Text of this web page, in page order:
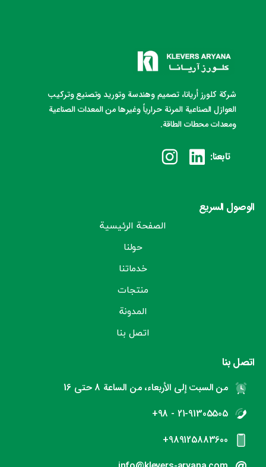
شركة كلورز أريانا، تصميم وهندسة وتوريد وتصنيع وتركيب
العوازل الصناعية المرنة حرارياً وغيرها من المعدات الصناعية
ومعدات محطات الطاقة.
تابعنا:
الوصول السريع
الصفحة الرئيسية
حولنا
خدماتنا
منتجات
المدونة
اتصل بنا
اتصل بنا
من السبت إلى الأربعاء، من الساعة 8 حتى 16
21-91305505 - 98+
989125883600+